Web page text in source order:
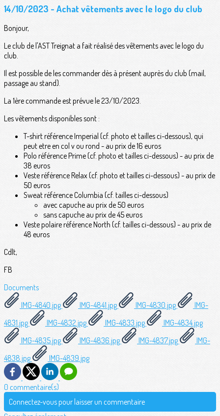
14/10/2023 - Achat vêtements avec le logo du club
Bonjour,
Le club de l'AST Treignat a fait réalisé des vêtements avec le logo du
club.
Il est possible de les commander dès à présent auprès du club (mail,
passage au stand).
La 1ère commande est prévue le 23/10/2023.
Les vêtements disponibles sont :
T-shirt référence Imperial (cf. photo et tailles ci-dessous), qui
peut etre en col v ou rond - au prix de 16 euros
Polo référence Prime (cf. photo et tailles ci-dessous) - au prix de
38 euros
Veste référence Relax (cf. photo et tailles ci-dessous) - au prix de
50 euros
Sweat référence Columbia (cf. tailles ci-dessous)
avec capuche au prix de 50 euros
sans capuche au prix de 45 euros
Veste polaire référence North (cf. tailles ci-dessous) - au prix de
48 euros
Cdlt,
FB
Documents
IMG-4840.jpg
IMG-4841.jpg IMG-4830.jpg
IMG-
4831.jpg
IMG-4832.jpg IMG-4833.jpg
IMG-4834.jpg
IMG-4835.jpg
IMG-4836.jpg IMG-4837.jpg
IMG-
4838.jpg
IMG-4839.jpg
0 commentaire(s)
Connectez-vous pour laisser un commentaire